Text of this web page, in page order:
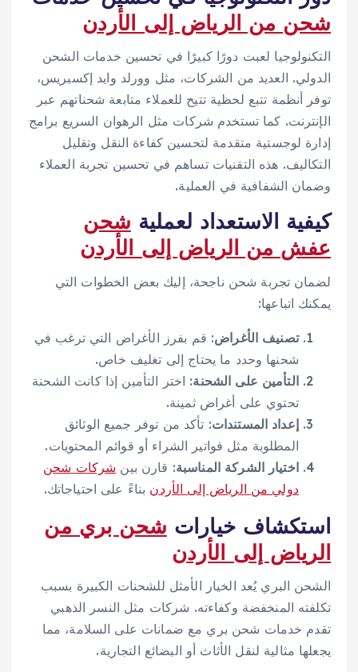
شحن من الرياض إلى الأردن
التكنولوجيا لعبت دورًا كبيرًا في تحسين خدمات الشحن
الدولي. العديد من الشركات، مثل وورلد وايد إكسبريس،
توفر أنظمة تتبع لحظية تتيح للعملاء متابعة شحناتهم عبر
الإنترنت. كما تستخدم شركات مثل الرهوان السريع برامج
إدارة لوجستية متقدمة لتحسين كفاءة النقل وتقليل
التكاليف. هذه التقنيات تساهم في تحسين تجربة العملاء
وضمان الشفافية في العملية.
كيفية الاستعداد لعملية شحن
عفش من الرياض إلى الأردن
لضمان تجربة شحن ناجحة، إليك بعض الخطوات التي
يمكنك اتباعها:
تصنيف الأغراض: قم بفرز الأغراض التي ترغب في
شحنها وحدد ما يحتاج إلى تغليف خاص.
التأمين على الشحنة: اختر التأمين إذا كانت الشحنة
تحتوي على أغراض ثمينة.
إعداد المستندات: تأكد من توفر جميع الوثائق
المطلوبة مثل فواتير الشراء أو قوائم المحتويات.
اختيار الشركة المناسبة: قارن بين شركات شحن
دولي من الرياض إلى الأردن بناءً على احتياجاتك.
استكشاف خيارات شحن بري من
الرياض إلى الأردن
الشحن البري يُعد الخيار الأمثل للشحنات الكبيرة بسبب
تكلفته المنخفضة وكفاءته. شركات مثل النسر الذهبي
تقدم خدمات شحن بري مع ضمانات على السلامة، مما
يجعلها مثالية لنقل الأثاث أو البضائع التجارية.